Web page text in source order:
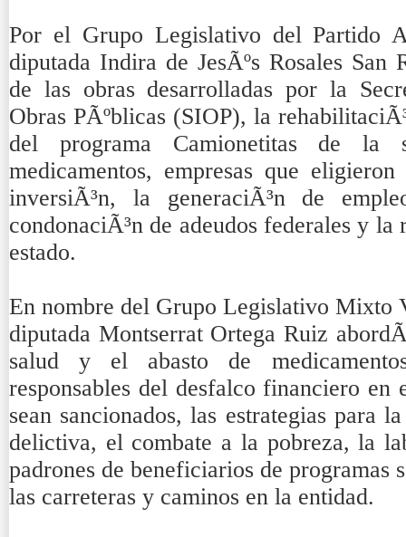
Por el Grupo Legislativo del Partido
diputada Indira de JesÃºs Rosales San
de las obras desarrolladas por la
Obras PÃºblicas (SIOP), la
del programa Camionetitas de
medicamentos, empresas que
inversiÃ³n, la generaciÃ³n de
condonaciÃ³n de adeudos federales y
estado.
En nombre del Grupo Legislativo Mixto
diputada Montserrat Ortega Ruiz
salud y el abasto de
responsables del desfalco financiero en
sean sancionados, las estrategias para
delictiva, el combate a la pobreza, la
padrones de beneficiarios de programas
las carreteras y caminos en la entidad.